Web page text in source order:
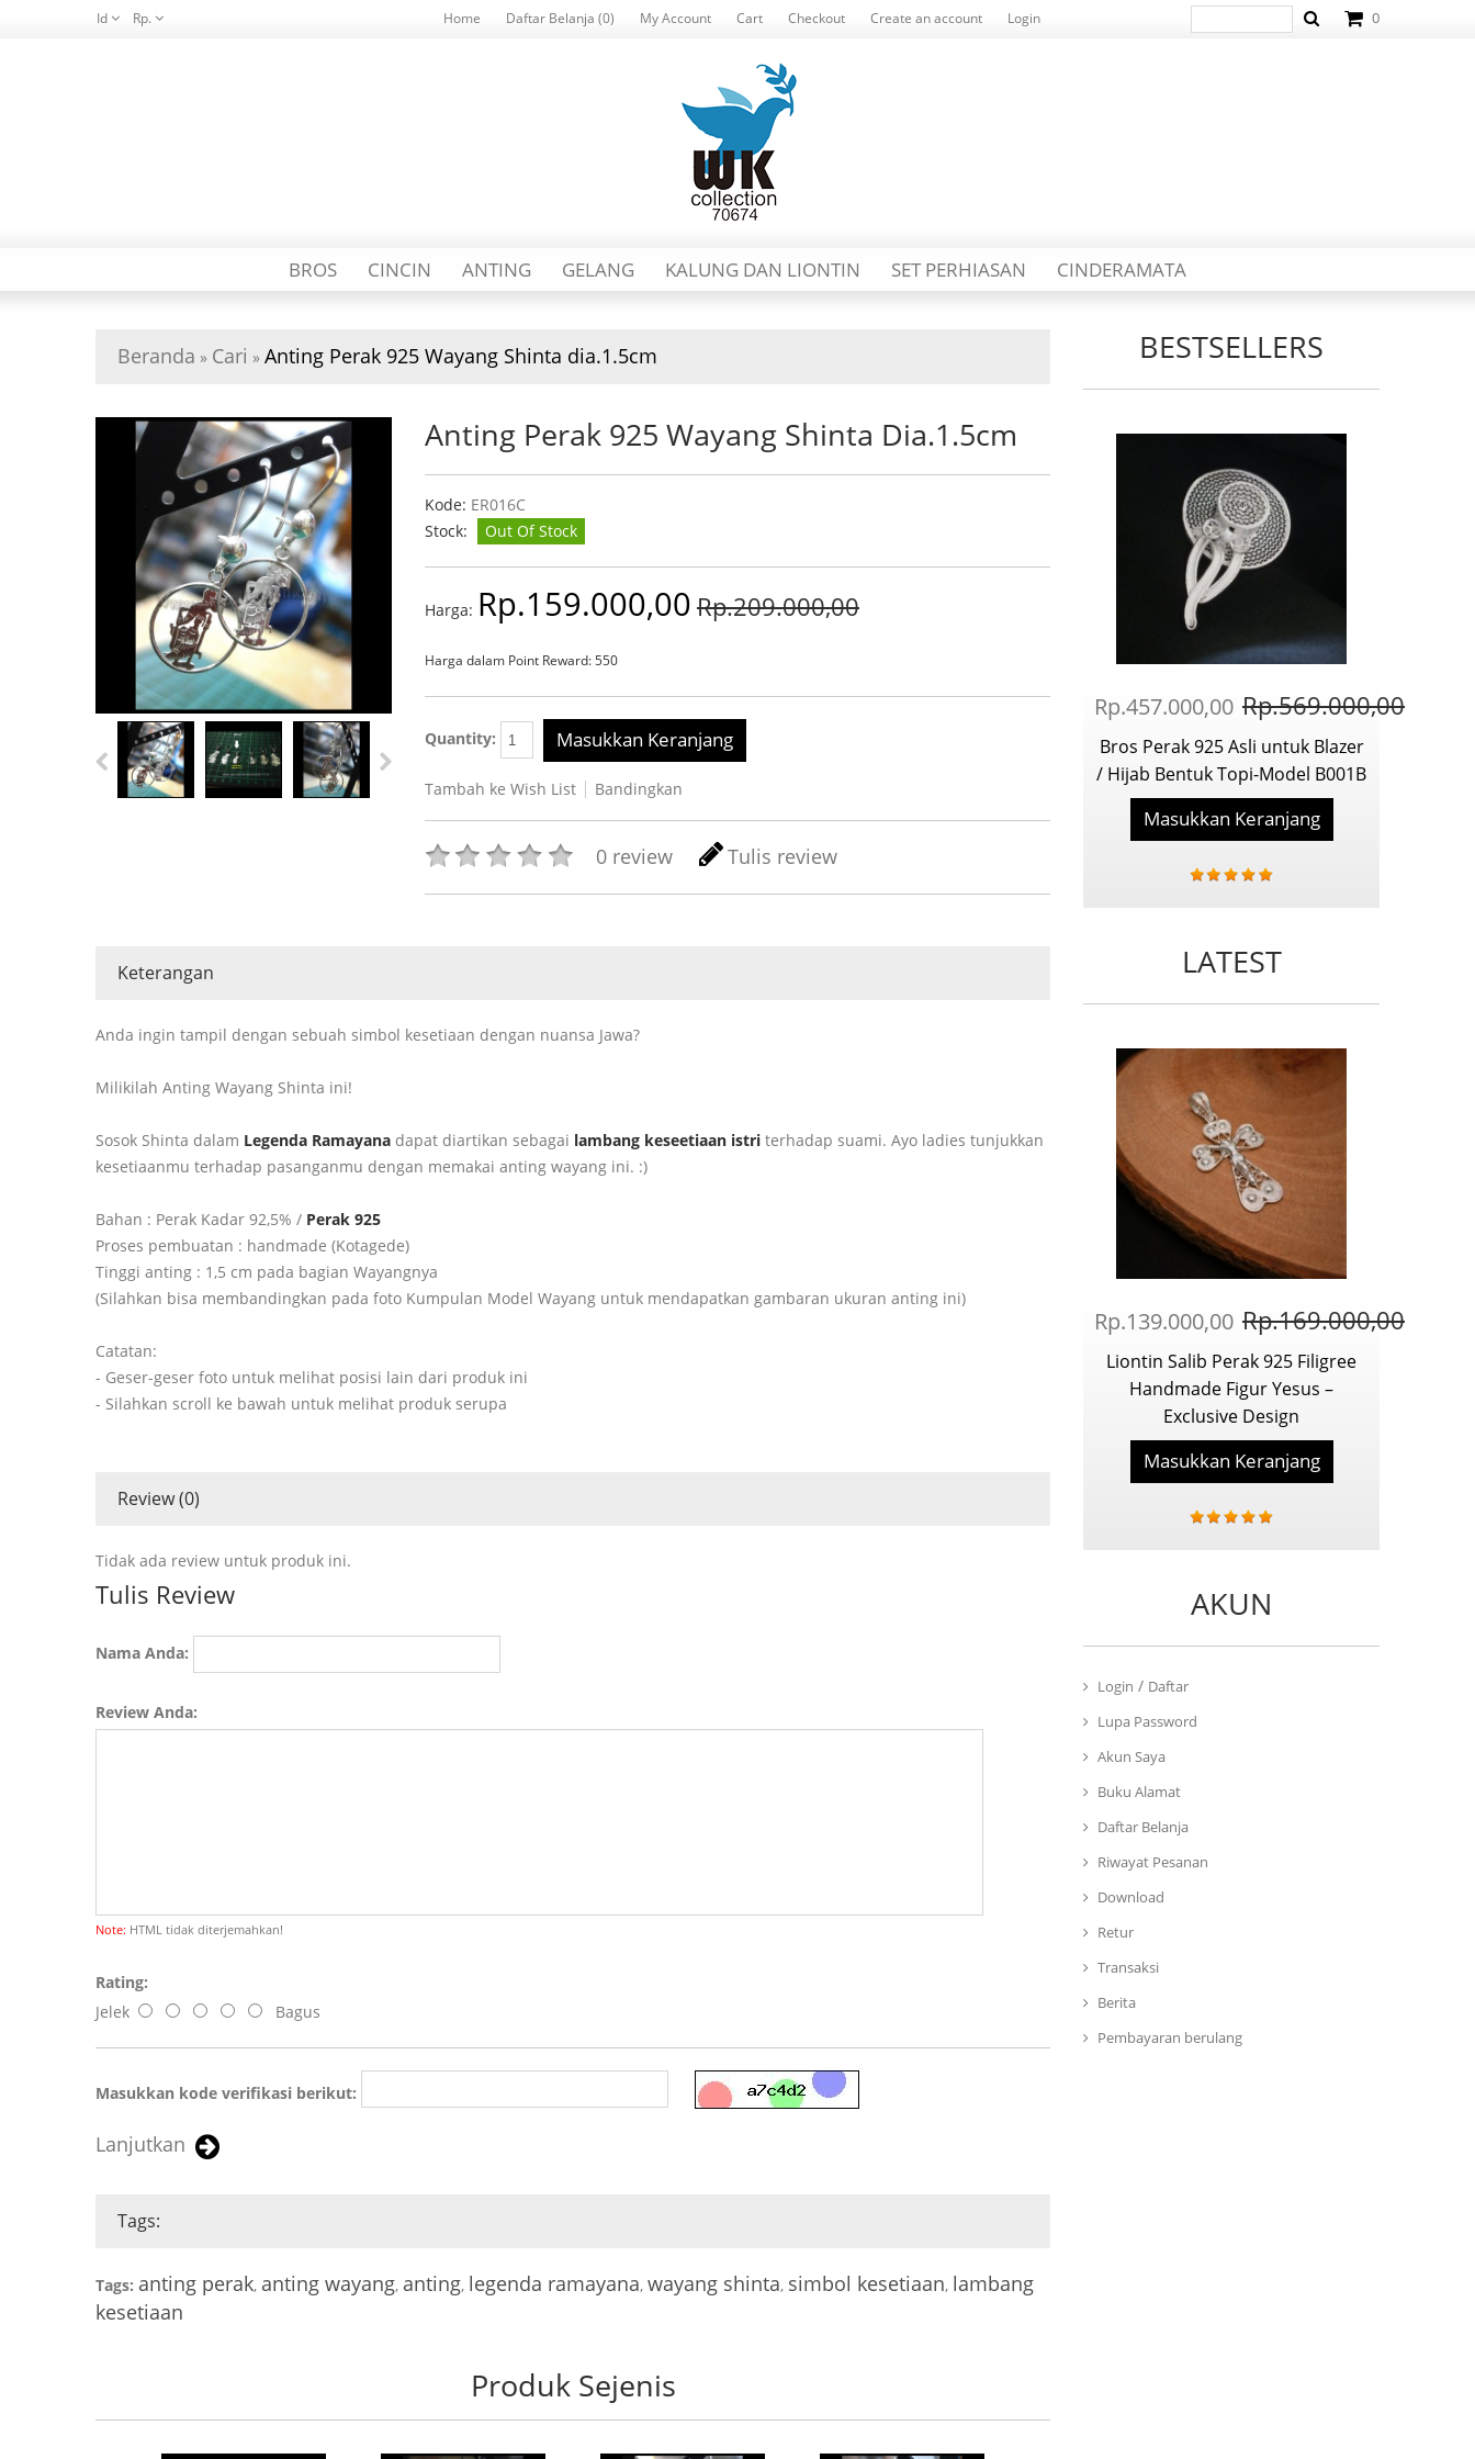
Id Rp. Home Daftar Belanja (0) My Account Cart Checkout Create an account Login 0
BROS CINCIN ANTING GELANG KALUNG DAN LIONTIN SET PERHIASAN CINDERAMATA
Beranda » Cari » Anting Perak 925 Wayang Shinta dia.1.5cm
Anting Perak 925 Wayang Shinta Dia.1.5cm
Kode: ER016C
Stock:
Out Of Stock
Harga: Rp.159.000,00 Rp.209.000,00
Harga dalam Point Reward: 550
Quantity: Masukkan Keranjang
Tambah ke Wish List Bandingkan
0 review Tulis review
Keterangan
Anda ingin tampil dengan sebuah simbol kesetiaan dengan nuansa Jawa?
Milikilah Anting Wayang Shinta ini!
Sosok Shinta dalam Legenda Ramayana dapat diartikan sebagai lambang keseetiaan istri terhadap suami. Ayo ladies tunjukkan
kesetiaanmu terhadap pasanganmu dengan memakai anting wayang ini. :)
Bahan : Perak Kadar 92,5% / Perak 925
Proses pembuatan : handmade (Kotagede)
Tinggi anting : 1,5 cm pada bagian Wayangnya
(Silahkan bisa membandingkan pada foto Kumpulan Model Wayang untuk mendapatkan gambaran ukuran anting ini)
Catatan:
- Geser-geser foto untuk melihat posisi lain dari produk ini
- Silahkan scroll ke bawah untuk melihat produk serupa
Review (0)
Tidak ada review untuk produk ini.
Tulis Review
Nama Anda:
Review Anda:
Note: HTML tidak diterjemahkan!
Rating:
Jelek
Bagus
Masukkan kode verifikasi berikut:
Lanjutkan
Tags:
Tags: anting perak, anting wayang, anting, legenda ramayana, wayang shinta, simbol kesetiaan, lambang
kesetiaan
Produk Sejenis
BESTSELLERS
Rp.457.000,00 Rp.569.000,00
Bros Perak 925 Asli untuk Blazer
/ Hijab Bentuk Topi-Model B001B
Masukkan Keranjang
LATEST
Rp.139.000,00 Rp.169.000,00
Liontin Salib Perak 925 Filigree
Handmade Figur Yesus –
Exclusive Design
Masukkan Keranjang
AKUN
Login / Daftar
Lupa Password
Akun Saya
Buku Alamat
Daftar Belanja
Riwayat Pesanan
Download
Retur
Transaksi
Berita
Pembayaran berulang